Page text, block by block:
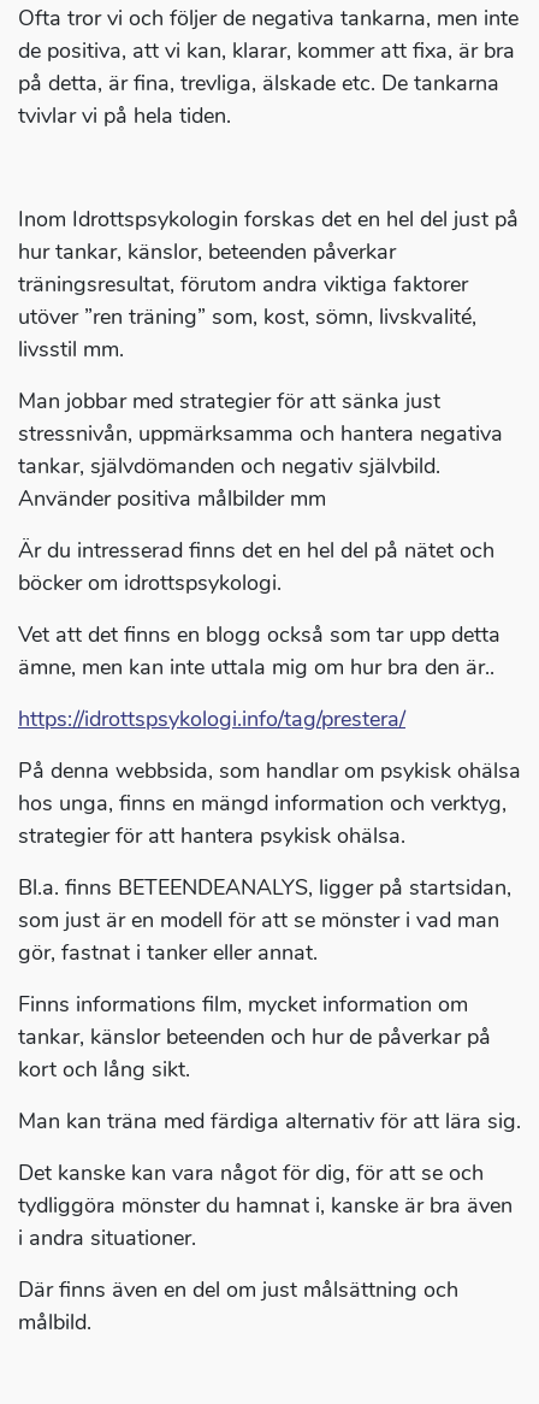
Ofta tror vi och följer de negativa tankarna, men inte
de positiva, att vi kan, klarar, kommer att fixa, är bra
på detta, är fina, trevliga, älskade etc. De tankarna
tvivlar vi på hela tiden.
Inom Idrottspsykologin forskas det en hel del just på
hur tankar, känslor, beteenden påverkar
träningsresultat, förutom andra viktiga faktorer
utöver ”ren träning” som, kost, sömn, livskvalité,
livsstil mm.
Man jobbar med strategier för att sänka just
stressnivån, uppmärksamma och hantera negativa
tankar, självdömanden och negativ självbild.
Använder positiva målbilder mm
Är du intresserad finns det en hel del på nätet och
böcker om idrottspsykologi.
Vet att det finns en blogg också som tar upp detta
ämne, men kan inte uttala mig om hur bra den är..
https://idrottspsykologi.info/tag/prestera/
På denna webbsida, som handlar om psykisk ohälsa
hos unga, finns en mängd information och verktyg,
strategier för att hantera psykisk ohälsa.
Bl.a. finns BETEENDEANALYS, ligger på startsidan,
som just är en modell för att se mönster i vad man
gör, fastnat i tanker eller annat.
Finns informations film, mycket information om
tankar, känslor beteenden och hur de påverkar på
kort och lång sikt.
Man kan träna med färdiga alternativ för att lära sig.
Det kanske kan vara något för dig, för att se och
tydliggöra mönster du hamnat i, kanske är bra även
i andra situationer.
Där finns även en del om just målsättning och
målbild.